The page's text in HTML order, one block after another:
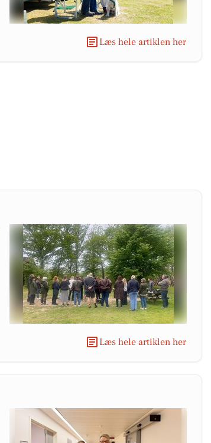
Læs hele artiklen her
Læs hele artiklen her